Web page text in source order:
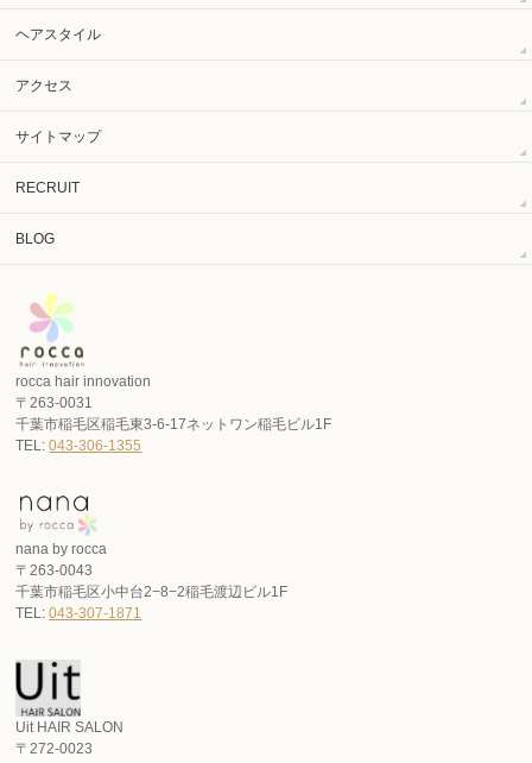
ヘアスタイル
アクセス
サイトマップ
RECRUIT
BLOG
rocca hair innovation
〒263-0031
千葉市稲毛区稲毛東3-6-17ネットワン稲毛ビル1F
TEL:043-306-1355
nana by rocca
〒263-0043
千葉市稲毛区小中台2−8−2稲毛渡辺ビル1F
TEL:043-307-1871
Uit HAIR SALON
〒272-0023